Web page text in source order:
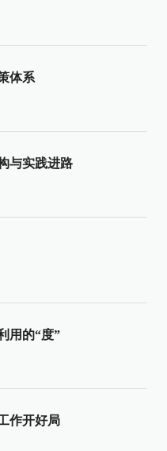
体系
与实践进路
用的“度”
作开好局